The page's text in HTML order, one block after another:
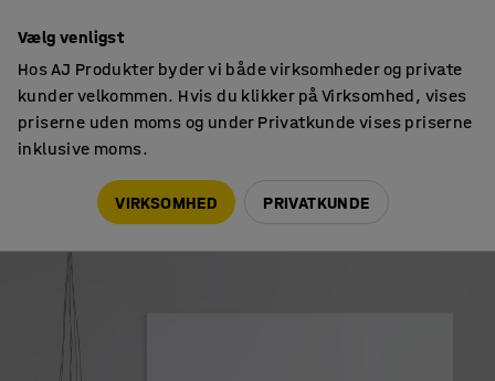
TIPS & TRENDS
Vælg venligst
Hos AJ Produkter byder vi både virksomheder og private
kunder velkommen. Hvis du klikker på Virksomhed, vises
priserne uden moms og under Privatkunde vises priserne
inklusive moms.
VIRKSOMHED PRIVATKUNDE